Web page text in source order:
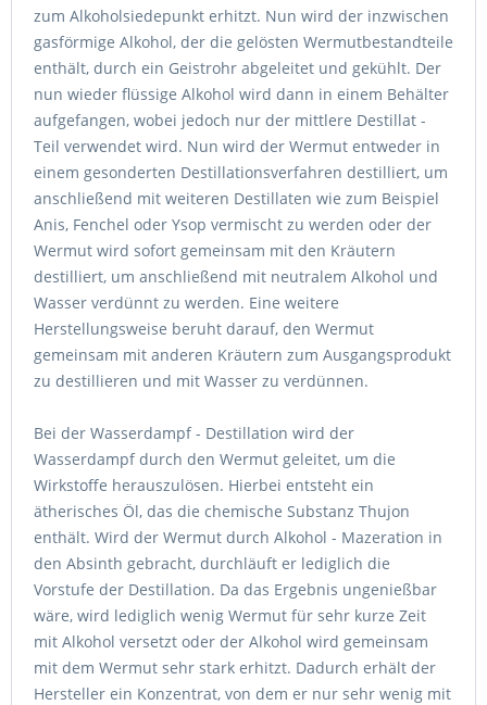
zum Alkoholsiedepunkt erhitzt. Nun wird der inzwischen
gasförmige Alkohol, der die gelösten Wermutbestandteile
enthält, durch ein Geistrohr abgeleitet und gekühlt. Der
nun wieder flüssige Alkohol wird dann in einem Behälter
aufgefangen, wobei jedoch nur der mittlere Destillat -
Teil verwendet wird. Nun wird der Wermut entweder in
einem gesonderten Destillationsverfahren destilliert, um
anschließend mit weiteren Destillaten wie zum Beispiel
Anis, Fenchel oder Ysop vermischt zu werden oder der
Wermut wird sofort gemeinsam mit den Kräutern
destilliert, um anschließend mit neutralem Alkohol und
Wasser verdünnt zu werden. Eine weitere
Herstellungsweise beruht darauf, den Wermut
gemeinsam mit anderen Kräutern zum Ausgangsprodukt
zu destillieren und mit Wasser zu verdünnen.
Bei der Wasserdampf - Destillation wird der
Wasserdampf durch den Wermut geleitet, um die
Wirkstoffe herauszulösen. Hierbei entsteht ein
ätherisches Öl, das die chemische Substanz Thujon
enthält. Wird der Wermut durch Alkohol - Mazeration in
den Absinth gebracht, durchläuft er lediglich die
Vorstufe der Destillation. Da das Ergebnis ungenießbar
wäre, wird lediglich wenig Wermut für sehr kurze Zeit
mit Alkohol versetzt oder der Alkohol wird gemeinsam
mit dem Wermut sehr stark erhitzt. Dadurch erhält der
Hersteller ein Konzentrat, von dem er nur sehr wenig mit